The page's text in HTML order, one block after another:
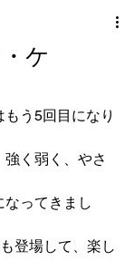
ケ
う5回目になり
く弱く、やさ
ってきまし
登場して、楽し